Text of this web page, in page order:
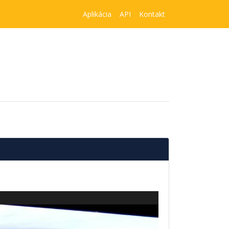
Aplikácia API Kontakt